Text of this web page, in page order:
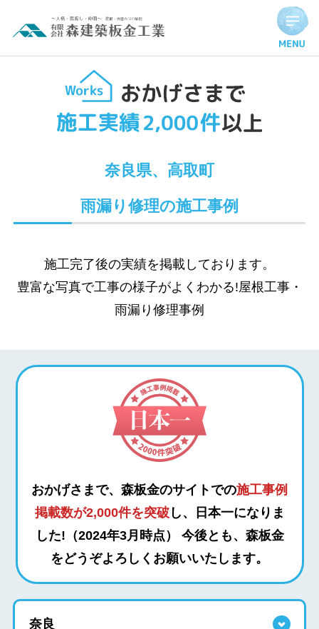
Hello world!
奈良県、高取町
雨漏り修理の施工事例
施工完了後の実績を掲載しております。
豊富な写真で工事の様子がよくわかる!屋根工事・
雨漏り修理事例
おかげさまで、森板金のサイトでの施工事例
掲載数が2,000件を突破し、日本一になりま
した!（2024年3月時点）
今後とも、森板金
をどうぞよろしくお願いいたします。